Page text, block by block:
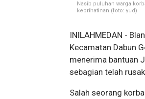
Nasib puluhan warga
keprihatinan.(foto: yud)
INILAHMEDAN -
Kecamatan Dabun
menerima bantuan
sebagian telah
Salah seorang